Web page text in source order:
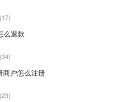
么退款
商户怎么注册